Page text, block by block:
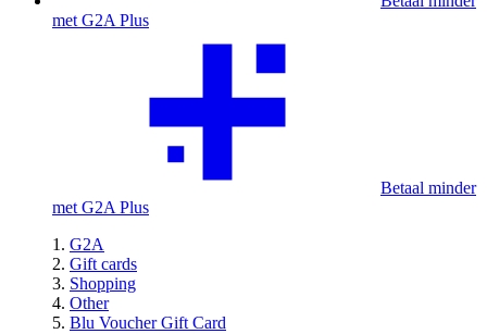
met G2A Plus
Betaal minder
met G2A Plus
G2A
Gift cards
Shopping
Other
Blu Voucher Gift Card